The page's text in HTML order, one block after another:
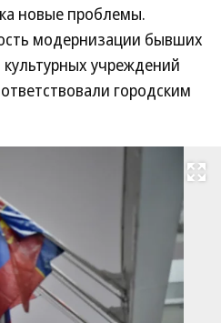
новые проблемы.
модернизации бывших
учреждений
городским
Развернуть